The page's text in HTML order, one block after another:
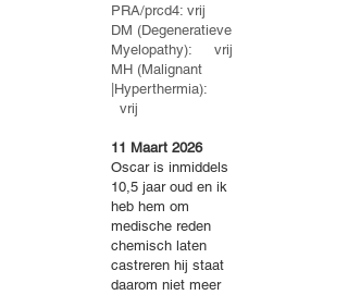
PRA/prcd4: vrij
DM (Degeneratieve
Myelopathy): vrij
MH (Malignant
|Hyperthermia):
vrij
11 Maart 2026
​Oscar is inmiddels
10,5 jaar oud en ik
heb hem om
medische reden
chemisch laten
castreren hij staat
daarom niet meer